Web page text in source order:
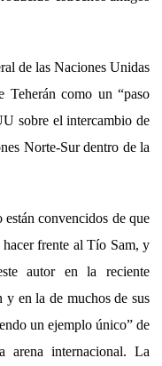
de las Naciones Unidas
como un “paso
sobre el intercambio de
Norte-Sur dentro de la
convencidos de que
hacer frente al Tío Sam, y
autor en la reciente
en la de muchos de sus
un ejemplo único” de
arena internacional. La